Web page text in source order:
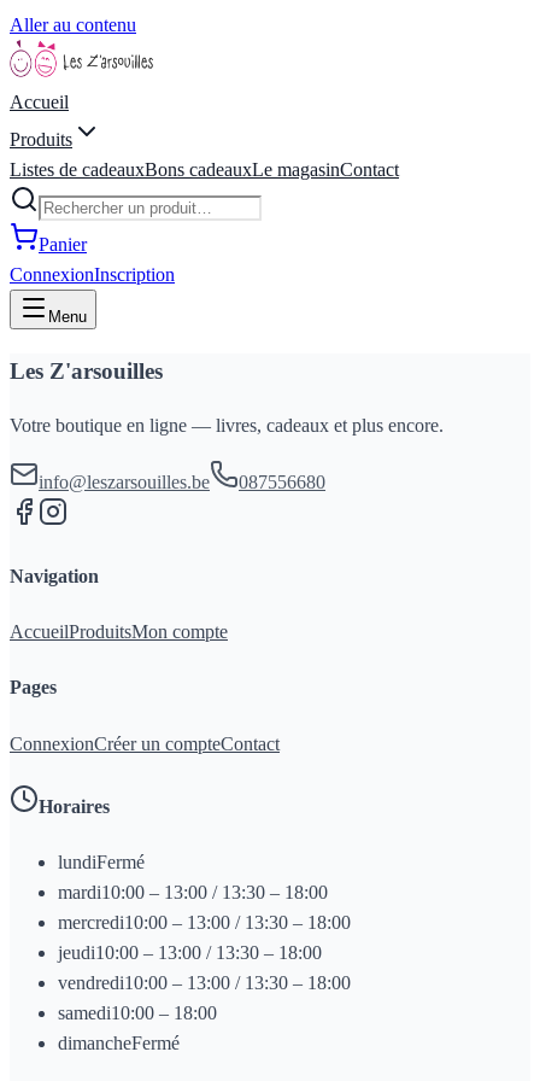
Aller au contenu
Accueil
Produits
Listes de cadeauxBons cadeauxLe magasinContact
Panier
ConnexionInscription
Menu
Les Z'arsouilles
Votre boutique en ligne — livres, cadeaux et plus encore.
info@leszarsouilles.be 087556680
Navigation
AccueilProduitsMon compte
Pages
ConnexionCréer un compteContact
Horaires
lundiFermé
mardi10:00 – 13:00 / 13:30 – 18:00
mercredi10:00 – 13:00 / 13:30 – 18:00
jeudi10:00 – 13:00 / 13:30 – 18:00
vendredi10:00 – 13:00 / 13:30 – 18:00
samedi10:00 – 18:00
dimancheFermé